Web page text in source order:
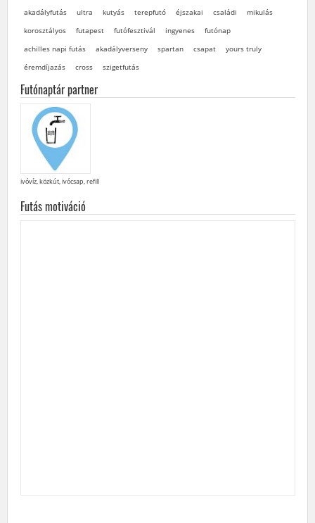
akadályfutás
ultra kutyás terepfutó éjszakai családi
mikulás
korosztályos
futapest futófesztivál ingyenes
futónap
achilles napi futás
akadályverseny spartan csapat
yours truly
éremdíjazás
cross szigetfutás
Futónaptár partner
ivóvíz, közkút, ivócsap, refill
Futás motiváció